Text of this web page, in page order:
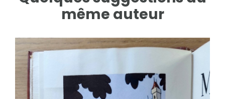
même auteur